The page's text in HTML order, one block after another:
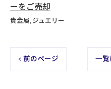
ーをご売却
貴金属 ジュエリー
< 前のページ 一